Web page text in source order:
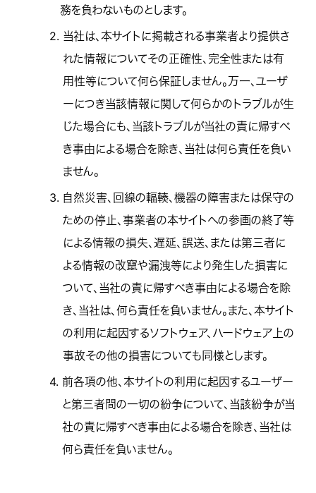
務を負わないものとします。
2. 当社は、本サイトに掲載される事業者より提供さ
れた情報についてその正確性、完全性または有
用性等について何ら保証しません。万一、ユーザ
ーにつき当該情報に関して何らかのトラブルが生
じた場合にも、当該トラブルが当社の責に帰すべ
き事由による場合を除き、当社は何ら責任を負い
ません。
3. 自然災害、回線の輻輳、機器の障害または保守の
ための停止、事業者の本サイトへの参画の終了等
による情報の損失、遅延、誤送、または第三者に
よる情報の改竄や漏洩等により発生した損害に
ついて、当社の責に帰すべき事由による場合を除
き、当社は、何ら責任を負いません。また、本サイト
の利用に起因するソフトウェア、ハードウェア上の
事故その他の損害についても同様とします。
4. 前各項の他、本サイトの利用に起因するユーザー
と第三者間の一切の紛争について、当該紛争が当
社の責に帰すべき事由による場合を除き、当社は
何ら責任を負いません。